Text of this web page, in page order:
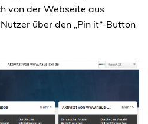
von der Webseite aus
über den „Pin it“-Button